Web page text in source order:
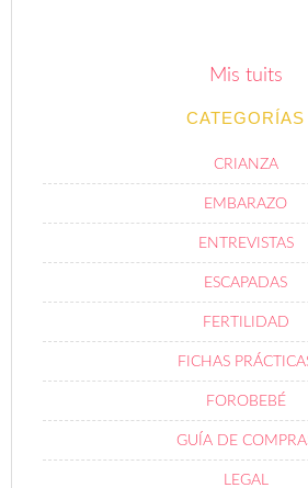
CATEGORÍAS
CRIANZA
EMBARAZO
ENTREVISTAS
ESCAPADAS
FERTILIDAD
FICHAS PRÁCTICAS
FOROBEBÉ
GUÍA DE COMPRAS
LEGAL
LIBRO DEL MES